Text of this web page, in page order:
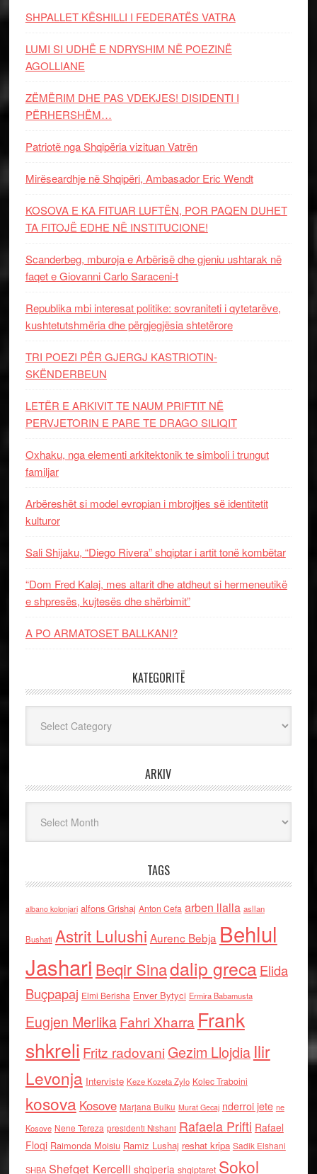
SHPALLET KËSHILLI I FEDERATËS VATRA
LUMI SI UDHË E NDRYSHIM NË POEZINË
AGOLLIANE
ZËMËRIM DHE PAS VDEKJES! DISIDENTI I
PËRHERSHËM…
Patriotë nga Shqipëria vizituan Vatrën
Mirëseardhje në Shqipëri, Ambasador Eric Wendt
KOSOVA E KA FITUAR LUFTËN, POR PAQEN DUHET
TA FITOJË EDHE NË INSTITUCIONE!
Scanderbeg, mburoja e Arbërisë dhe gjeniu ushtarak në
faqet e Giovanni Carlo Saraceni-t
Republika mbi interesat politike: sovraniteti i qytetarëve,
kushtetutshmëria dhe përgjegjësia shtetërore
TRI POEZI PËR GJERGJ KASTRIOTIN-
SKËNDERBEUN
LETËR E ARKIVIT TE NAUM PRIFTIT NË
PERVJETORIN E PARE TE DRAGO SILIQIT
Oxhaku, nga elementi arkitektonik te simboli i trungut
familjar
Arbëreshët si model evropian i mbrojtjes së identitetit
kulturor
Sali Shijaku, “Diego Rivera” shqiptar i artit tonë kombëtar
“Dom Fred Kalaj, mes altarit dhe atdheut si hermeneutikë
e shpresës, kujtesës dhe shërbimit”
A PO ARMATOSET BALLKANI?
KATEGORITË
ARKIV
TAGS
albano kolonjari alfons Grishaj Anton Cefa arben llalla asllan
Bushati Astrit Lulushi Aurenc Bebja Behlul
Jashari Beqir Sinadalip grecaElida
Buçpapaj Elmi Berisha Enver Bytyci Ermira Babamusta
Eugjen MerlikaFahri Xharra Frank
shkreli Fritz radovaniGezim Llojdia Ilir
Levonja Interviste Keze Kozeta Zylo Kolec Traboini
kosova Kosove Marjana Bulku Murat Gecaj nderroi jete ne
Kosove Nene Tereza presidenti Nishani Rafaela Prifti Rafael
Floqi Raimonda Moisiu Ramiz Lushaj reshat kripa Sadik Elshani
SHBA Shefqet Kercelli shqiperia shqiptaret Sokol